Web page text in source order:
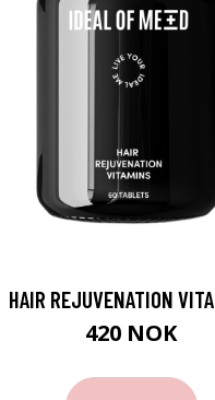
HAIR REJUVENATION
420 NOK